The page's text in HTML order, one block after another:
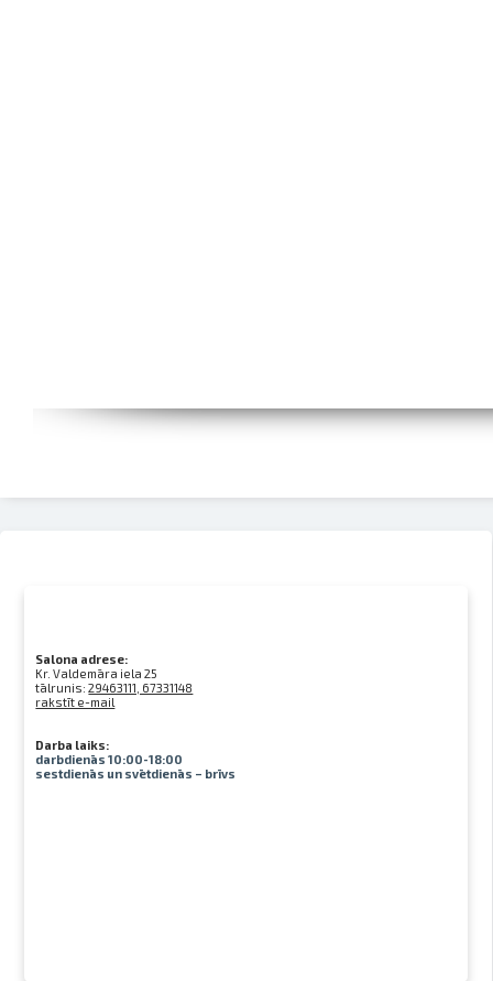
Salona adrese:
Kr. Valdemāra iela 25
tālrunis:29463111, 67331148
rakstīt e-mail
Darba laiks:
darbdienās 10:00-18:00
sestdienās un svētdienās – brīvs